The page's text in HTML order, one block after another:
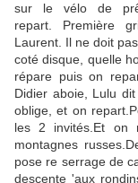
sur le vélo de
repart. Première
Laurent. Il ne doit
coté disque, quelle
répare puis on
Didier aboie, Lulu
oblige, et on
les 2 invités.Et on
montagnes
pose re serrage de
descente 'aux